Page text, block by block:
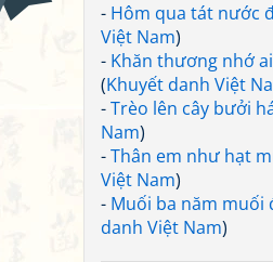
- Hôm qua tát nước
Việt Nam)
- Khăn thương nhớ
(Khuyết danh Việt
-Trèo lên cây bưởi
Nam)
-Thân em như hạt
Việt Nam)
- Muối ba năm muối
danh Việt Nam)